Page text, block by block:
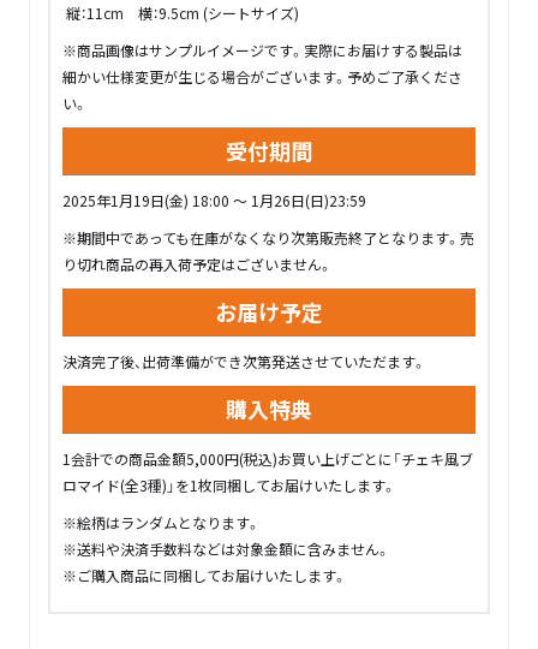
縦：11cm 横：9.5cm (シートサイズ)
※商品画像はサンプルイメージです。実際にお届けする製品は
細かい仕様変更が生じる場合がございます。予めご了承くださ
い。
受付期間
2025年1月19日(金) 18:00 ～ 1月26日(日)23:59
※期間中であっても在庫がなくなり次第販売終了となります。売
り切れ商品の再入荷予定はございません。
お届け予定
決済完了後、出荷準備ができ次第発送させていただます。
購入特典
1会計での商品金額5,000円(税込)お買い上げごとに「チェキ風ブ
ロマイド(全3種)」を1枚同梱してお届けいたします。
※絵柄はランダムとなります。
※送料や決済手数料などは対象金額に含みません。
※ご購入商品に同梱してお届けいたします。